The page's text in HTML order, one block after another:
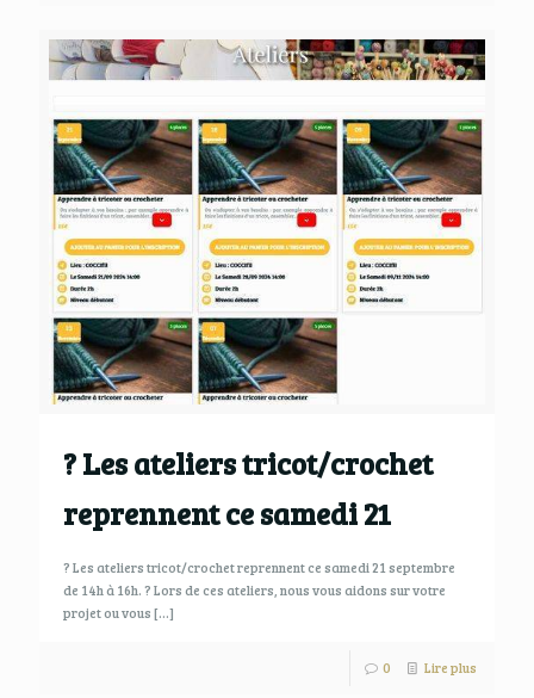
? Les ateliers tricot/crochet
reprennent ce samedi 21
? Les ateliers tricot/crochet reprennent ce samedi 21 septembre
de 14h à 16h. ? Lors de ces ateliers, nous vous aidons sur votre
projet ou vous […]
0 Lire plus